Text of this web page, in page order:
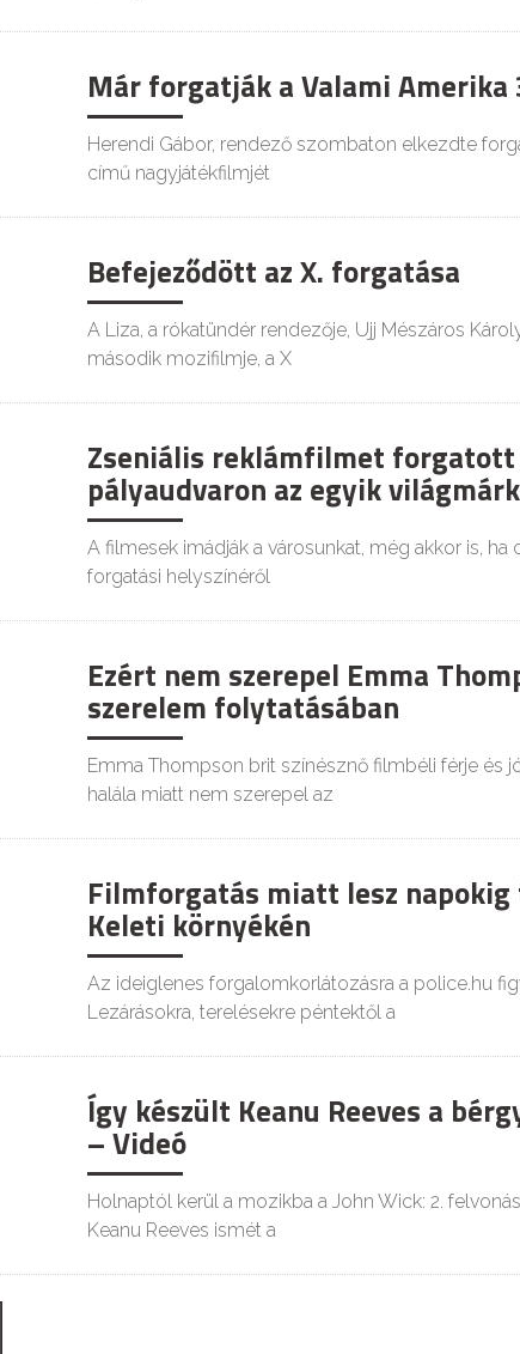
Már forgatják a Valami Amerika
Herendi Gábor, rendező szombaton elkezdte
című nagyjátékfilmjét
Befejeződött az X. forgatása
A Liza, a rókatündér rendezője, Ujj Mészáros
második mozifilmje, a X
Zseniális reklámfilmet
pályaudvaron az egyik
A filmesek imádják a városunkat, még akkor is,
forgatási helyszínéről
Ezért nem szerepel Emma
szerelem folytatásában
Emma Thompson brit színésznő filmbéli férje és
halála miatt nem szerepel az
Filmforgatás miatt lesz napokig
Keleti környékén
Az ideiglenes forgalomkorlátozásra a police.hu
Lezárásokra, terelésekre péntektől a
Így készült Keanu Reeves a
– Videó
Holnaptól kerül a mozikba a John Wick: 2.
Keanu Reeves ismét a